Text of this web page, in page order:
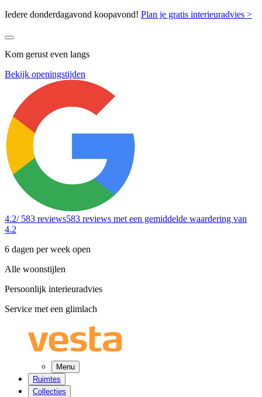
Iedere donderdagavond koopavond! Plan je gratis interieuradvies >
Kom gerust even langs
Bekijk openingstijden
4.2/ 583 reviews583 reviews met een gemiddelde waardering van
4.2
6 dagen per week open
Alle woonstijlen
Persoonlijk interieuradvies
Service met een glimlach
Menu
Ruimtes
Collecties